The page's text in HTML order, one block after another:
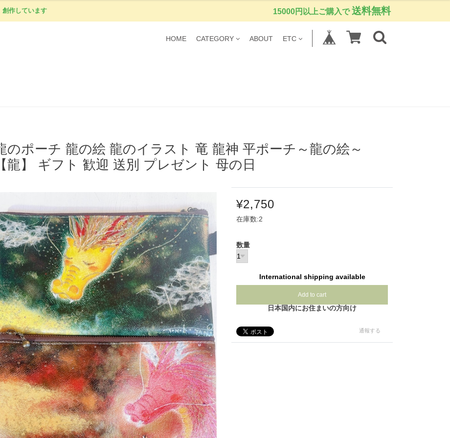
創作しています 15000円以上ご購入で 送料無料
HOME CATEGORY ABOUT ETC
のポーチ 龍の絵 龍のイラスト 竜 龍神 平ポーチ～龍の絵～
【龍】 ギフト 歓迎 送別 プレゼント 母の日
¥2,750
在庫数:2
数量
International shipping available
Add to cart
日本国内にお住まいの方向け
通報する